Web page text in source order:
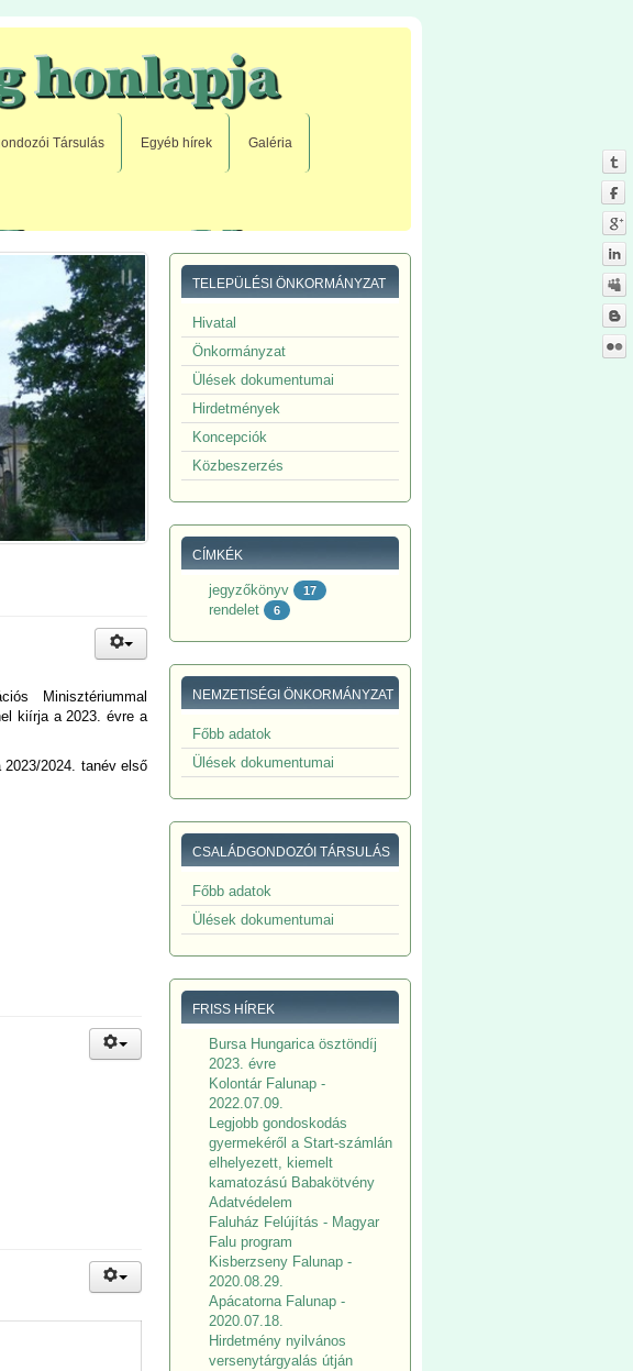
Társulás Egyéb hírek Galéria
Minisztériummal
kiírja a 2023. évre a
2024. tanév első
TELEPÜLÉSI ÖNKORMÁNYZAT
Hivatal
Önkormányzat
Ülések dokumentumai
Hirdetmények
Koncepciók
Közbeszerzés
CÍMKÉK
jegyzőkönyv 17
rendelet 6
NEMZETISÉGI ÖNKORMÁNYZAT
Főbb adatok
Ülések dokumentumai
CSALÁDGONDOZÓI TÁRSULÁS
Főbb adatok
Ülések dokumentumai
FRISS HÍREK
Bursa Hungarica ösztöndíj
2023. évre
Kolontár Falunap -
2022.07.09.
Legjobb gondoskodás
gyermekéről a Start-számlán
elhelyezett, kiemelt
kamatozású Babakötvény
Adatvédelem
Faluház Felújítás - Magyar
Falu program
Kisberzseny Falunap -
2020.08.29.
Apácatorna Falunap -
2020.07.18.
Hirdetmény nyilvános
versenytárgyalás útján